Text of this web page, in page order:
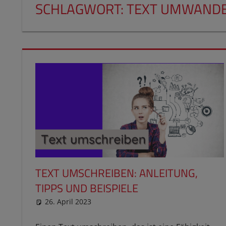
SCHLAGWORT:TEXT
TEXT UMSCHREIBEN: ANLEITUNG,
TIPPS UND BEISPIELE
26. April 2023